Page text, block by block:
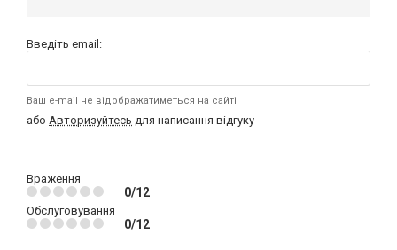
Введіть email:
Ваш e-mail не відображатиметься на сайті
або Авторизуйтесь для написання відгуку
Враження
0/12
Обслуговування
0/12